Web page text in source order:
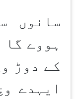
سانوں
ہووے
کے دوڑ
ایہدے